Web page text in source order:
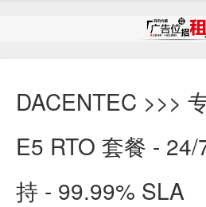
DACENTEC >>>
E5 RTO 套餐 -
持 - 99.99% SLA